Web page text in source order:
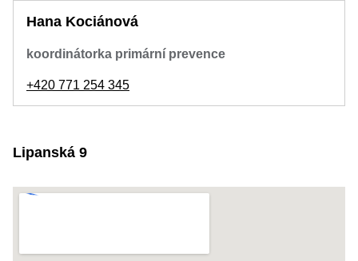
Hana Kociánová
koordinátorka primární prevence
+420 771 254 345
Lipanská 9